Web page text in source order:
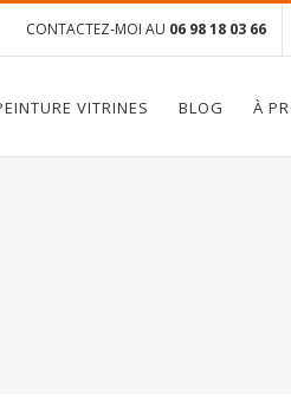
CONTACTEZ-MOI AU 06 98 18 03 66
VITRINES BLOG À